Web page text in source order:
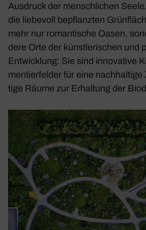
Ausdruck der mensch­li­chen
die liebe­voll bepflanzten
mehr nur roman­ti­sche Oasen,
dere Orte der künst­le­ri­schen und
Entwick­lung: Sie sind inno­va­tive
men­tier­felder für eine
tige Räume zur Erhal­tung der